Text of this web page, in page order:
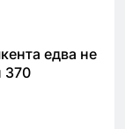
едва не
370